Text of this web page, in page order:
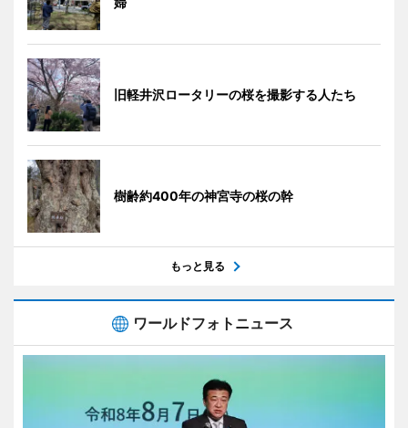
旧軽井沢ロータリーの桜を撮影する人たち
樹齢約400年の神宮寺の桜の幹
もっと見る
ワールドフォトニュース